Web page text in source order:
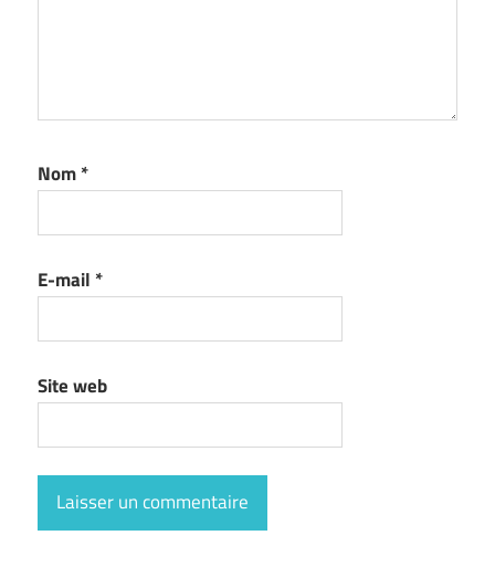
Nom*
E-mail *
Site web